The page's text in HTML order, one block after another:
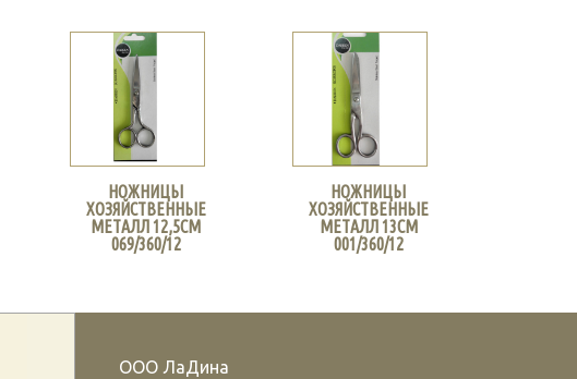
НОЖНИЦЫ
ХОЗЯЙСТВЕННЫЕ
МЕТАЛЛ 12,5СМ
069/360/12
НОЖНИЦЫ
ХОЗЯЙСТВЕННЫЕ
МЕТАЛЛ 13СМ
001/360/12
ООО ЛаДина